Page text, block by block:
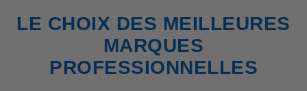
LE CHOIX DES MEILLEURES
MARQUES
PROFESSIONNELLES